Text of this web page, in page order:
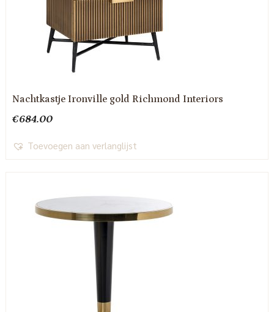
Nachtkastje Ironville gold Richmond Interiors
€684.00
Toevoegen aan verlanglijst